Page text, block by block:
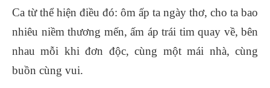
Ca từ thể hiện điều đó: ôm ấp ta ngày thơ, cho ta bao
nhiêu niềm thương mến, ấm áp trái tim quay về, bên
nhau mỗi khi đơn độc, cùng một mái nhà, cùng
buồn cùng vui.